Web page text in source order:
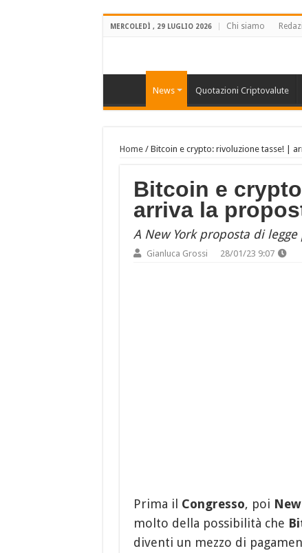
MERCOLEDÌ , 29 LUGLIO 2026 Chi siamo
News Quotazioni Criptovalute
Home/ Bitcoin e crypto: rivoluzione tasse! |
Bitcoin e
arriva la
A New York proposta di
Gianluca Grossi 28/01/23 9:07
Prima il Congresso, poi
molto della possibilità che
diventi un mezzo di